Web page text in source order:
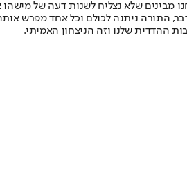
שלא נצליח לשנות דעה של
התורה ניתנה לכולם וכל אחד מפרש